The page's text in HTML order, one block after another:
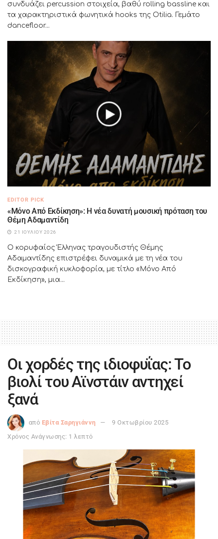
συνδυάζει percussion στοιχεία, βαθύ rolling bassline και
τα χαρακτηριστικά φωνητικά hooks της Otilia. Γεμάτο
dancefloor...
EDITOR PICK
«Μόνο Από Εκδίκηση»: Η νέα δυνατή μουσική πρόταση του
Θέμη Αδαμαντίδη
21 ΙΟΥΛΊΟΥ 2026
Ο κορυφαίος Έλληνας τραγουδιστής Θέμης
Αδαμαντίδης επιστρέφει δυναμικά με τη νέα του
δισκογραφική κυκλοφορία, με τίτλο «Μόνο Από
Εκδίκηση», μια...
Οι χορδές της ιδιοφυΐας: Το
βιολί του Αϊνστάιν αντηχεί
ξανά
από Εβίτα Σαρηγιάννη
9 Οκτωβρίου 2025
Χρόνος Ανάγνωσης: 1 λεπτό